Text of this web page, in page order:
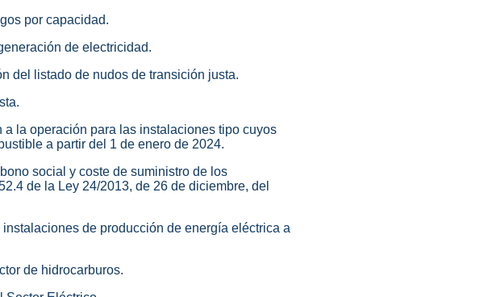
por capacidad.
de electricidad.
del listado de nudos de transición justa.
la operación para las instalaciones tipo cuyos
a partir del 1 de enero de 2024.
social y coste de suministro de los
de la Ley 24/2013, de 26 de diciembre, del
de producción de energía eléctrica a
de hidrocarburos.